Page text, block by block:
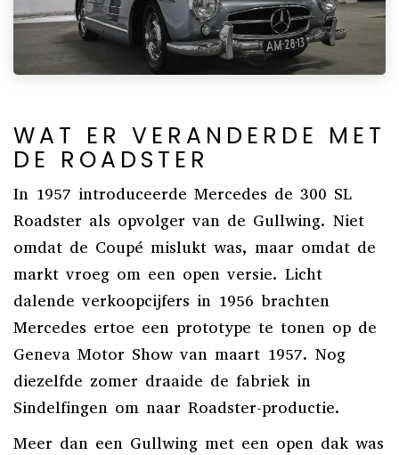
WAT ER VERANDERDE MET
DE ROADSTER
In 1957 introduceerde Mercedes de 300 SL
Roadster als opvolger van de Gullwing. Niet
omdat de Coupé mislukt was, maar omdat de
markt vroeg om een open versie. Licht
dalende verkoopcijfers in 1956 brachten
Mercedes ertoe een prototype te tonen op de
Geneva Motor Show van maart 1957. Nog
diezelfde zomer draaide de fabriek in
Sindelfingen om naar Roadster-productie.
Meer dan een Gullwing met een open dak was